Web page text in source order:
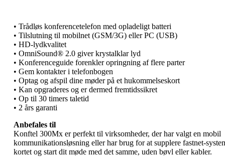
• Trådløs konferencetelefon med opladeligt batteri
• Tilslutning til mobilnet (GSM/3G) eller PC (USB)
• HD-lydkvalitet
• OmniSound® 2.0 giver krystalklar lyd
• Konferenceguide forenkler opringning af flere parter
• Gem kontakter i telefonbogen
• Optag og afspil dine møder på et hukommelseskort
• Kan opgraderes og er dermed fremtidssikret
• Op til 30 timers taletid
• 2 års garanti
Anbefales til
Konftel 300Mx er perfekt til virksomheder, der har valgt en mobil
kommunikationsløsning eller har brug for at supplere fastnet-
kortet og start dit møde med det samme, uden bøvl eller kabler.